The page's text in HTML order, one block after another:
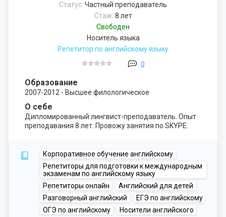
Статус: Частный преподаватель
Стаж: 8 лет
Свободен
Носитель языка
Репетитор по английскому языку
0
Образование
2007-2012 - Высшее филологическое
О себе
Дипломированный лингвист-преподаватель. Опыт
преподавания 8 лет. Провожу занятия по SKYPE.
Корпоративное обучение английскому
Репетиторы для подготовки к международным
экзаменам по английскому языку
Репетиторы онлайн
Английский для детей
Разговорный английский
ЕГЭ по английскому
ОГЭ по английскому
Носители английского